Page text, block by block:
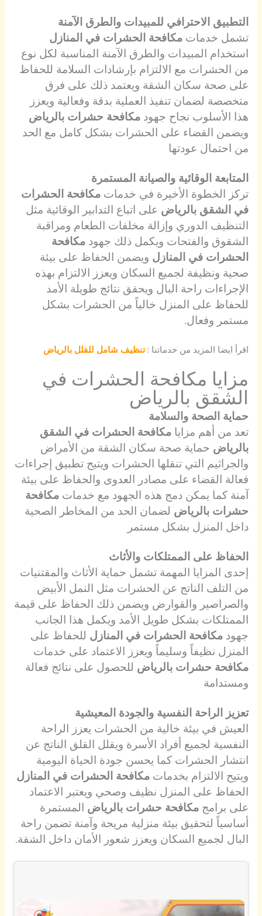
التطبيق الاحترافي للمبيدات والطرق الآمنة
تشمل خدماتمكافحة الحشرات في المنازل
استخدام المبيدات والطرق الآمنة المناسبة لكل نوع
من الحشرات مع الالتزام بإرشادات السلامة للحفاظ
على صحة سكان الشقة ويعتمد ذلك على فرق
متخصصة لضمان تنفيذ العملية بدقة وفعالية ويعزز
هذا الأسلوب نجاح جهودمكافحة حشرات بالرياض
ويضمن القضاء على الحشرات بشكل كامل مع الحد
من احتمال عودتها
المتابعة الوقائية والصيانة المستمرة
تركز الخطوة الأخيرة في خدماتمكافحة الحشرات
في الشقق بالرياض على اتباع التدابير الوقائية مثل
التنظيف الدوري وإزالة مخلفات الطعام ومراقبة
الشقوق والفتحات ويكمل ذلك جهودمكافحة
الحشرات في المنازل ويضمن الحفاظ على بيئة
صحية ونظيفة لجميع السكان ويعزز الالتزام بهذه
الإجراءات راحة البال ويحقق نتائج طويلة الأمد
للحفاظ على المنزل خالياً من الحشرات بشكل
مستمر وفعال.
اقرأ ايضا المزيد من خدماتنا :تنظيف شامل للفلل بالرياض
مزايا مكافحة الحشرات في
الشقق بالرياض
حماية الصحة والسلامة
تعد من أهم مزايامكافحة الحشرات في الشقق
بالرياض حماية صحة سكان الشقة من الأمراض
والجراثيم التي تنقلها الحشرات ويتيح تطبيق إجراءات
فعالة القضاء على مصادر العدوى والحفاظ على بيئة
آمنة كما يمكن دمج هذه الجهود مع خدماتمكافحة
حشرات بالرياض لضمان الحد من المخاطر الصحية
داخل المنزل بشكل مستمر
الحفاظ على الممتلكات والأثاث
إحدى المزايا المهمة تشمل حماية الأثاث والمقتنيات
من التلف الناتج عن الحشرات مثل النمل الأبيض
والصراصير والقوارض ويضمن ذلك الحفاظ على قيمة
الممتلكات بشكل طويل الأمد ويكمل هذا الجانب
جهودمكافحة الحشرات في المنازل للحفاظ على
المنزل نظيفاً وسليماً ويعزز الاعتماد على خدمات
مكافحة حشرات بالرياض للحصول على نتائج فعالة
ومستدامة
تعزيز الراحة النفسية والجودة المعيشية
العيش في بيئة خالية من الحشرات يعزز الراحة
النفسية لجميع أفراد الأسرة ويقلل القلق الناتج عن
انتشار الحشرات كما يحسن جودة الحياة اليومية
ويتيح الالتزام بخدماتمكافحة الحشرات في المنازل
الحفاظ على المنزل نظيف وصحي ويعتبر الاعتماد
على برامجمكافحة حشرات بالرياض المستمرة
أساسياً لتحقيق بيئة منزلية مريحة وآمنة تضمن راحة
البال لجميع السكان ويعزز شعور الأمان داخل الشقة.